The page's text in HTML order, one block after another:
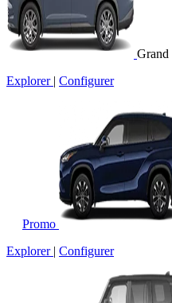
Grand
Explorer | Configurer
Promo
Explorer | Configurer